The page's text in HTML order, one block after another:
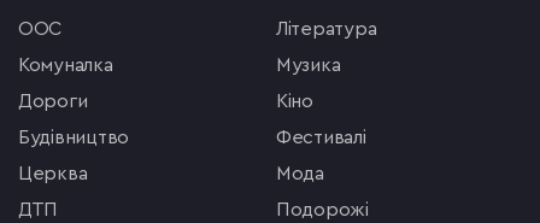
ООС
комуналка
Дороги
будівництво
церква
ДТП
література
музика
кіно
фестивалі
мода
подорожі